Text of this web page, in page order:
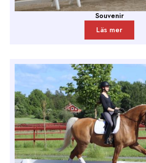
Souvenir
Läs mer